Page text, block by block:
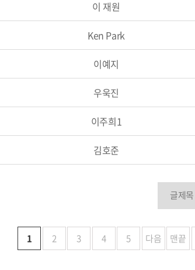
이 재원
Ken Park
이예지
우욱진
이주희1
김호준
1 2 3 4 5 다음 맨끝